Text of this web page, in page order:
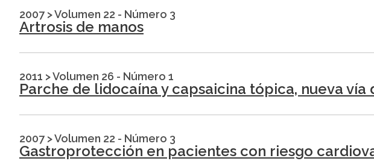
2007 >Volumen 22 - Número 3
Artrosis de manos
2011 >Volumen 26 - Número 1
Parche de lidocaína y capsaicina tópica, nueva
2007 >Volumen 22 - Número 3
Gastroprotección en pacientes con riesgo